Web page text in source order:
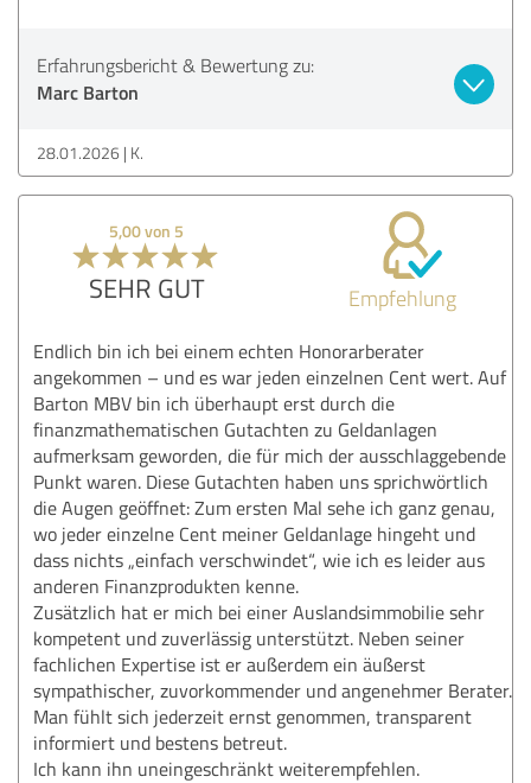
Erfahrungsbericht & Bewertung zu:
Marc Barton
28.01.2026 K.
5,00 von 5
SEHR GUT Empfehlung
Endlich bin ich bei einem echten Honorarberater
angekommen – und es war jeden einzelnen Cent wert. Auf
Barton MBV bin ich überhaupt erst durch die
finanzmathematischen Gutachten zu Geldanlagen
aufmerksam geworden, die für mich der ausschlaggebende
Punkt waren. Diese Gutachten haben uns sprichwörtlich
die Augen geöffnet: Zum ersten Mal sehe ich ganz genau,
wo jeder einzelne Cent meiner Geldanlage hingeht und
dass nichts „einfach verschwindet“, wie ich es leider aus
anderen Finanzprodukten kenne.
Zusätzlich hat er mich bei einer Auslandsimmobilie sehr
kompetent und zuverlässig unterstützt. Neben seiner
fachlichen Expertise ist er außerdem ein äußerst
sympathischer, zuvorkommender und angenehmer Berater.
Man fühlt sich jederzeit ernst genommen, transparent
informiert und bestens betreut.
Ich kann ihn uneingeschränkt weiterempfehlen.